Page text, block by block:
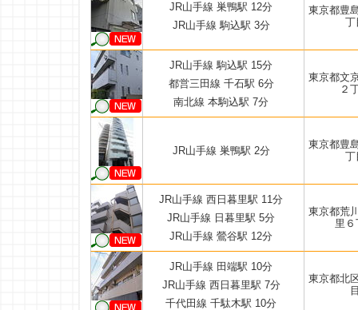
JR山手線 巣鴨駅 12分
JR山手線 駒込駅 3分
東京都豊
丁
JR山手線 駒込駅 15分
都営三田線 千石駅 6分
南北線 本駒込駅 7分
東京都文
２
JR山手線 巣鴨駅 2分
東京都豊
丁
JR山手線 西日暮里駅 11分
JR山手線 日暮里駅 5分
JR山手線 鶯谷駅 12分
東京都荒
里６
JR山手線 田端駅 10分
JR山手線 西日暮里駅 7分
千代田線 千駄木駅 10分
東京都北